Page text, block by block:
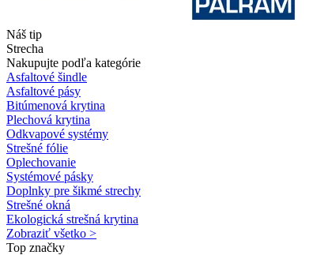
Náš tip
Strecha
Nakupujte podľa kategórie
Asfaltové šindle
Asfaltové pásy
Bitúmenová krytina
Plechová krytina
Odkvapové systémy
Strešné fólie
Oplechovanie
Systémové pásky
Doplnky pre šikmé strechy
Strešné okná
Ekologická strešná krytina
Zobraziť všetko >
Top značky